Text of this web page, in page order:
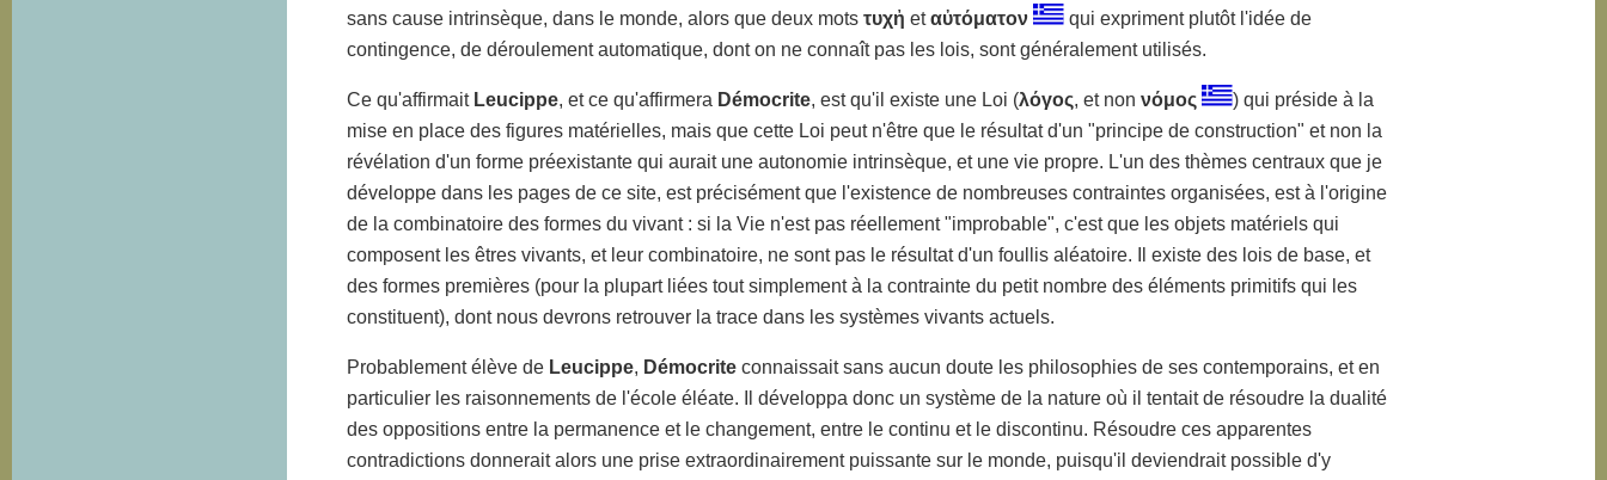
sans cause intrinsèque, dans le monde, alors que deux mots τυχἠ etαὐτόματον
qui expriment plutôt l'idée de
contingence, de déroulement automatique, dont on ne connaît pas les lois, sont généralement utilisés.
Ce qu'affirmait Leucippe, et ce qu'affirmera Démocrite, est qu'il existe une Loi (λόγος, et non νόμος
) qui préside à la
mise en place des figures matérielles, mais que cette Loi peut n'être que le résultat d'un "principe de construction" et non la
révélation d'un forme préexistante qui aurait une autonomie intrinsèque, et une vie propre. L'un des thèmes centraux que je
développe dans les pages de ce site, est précisément que l'existence de nombreuses contraintes organisées, est à l'origine
de la combinatoire des formes du vivant : si la Vie n'est pas réellement "improbable", c'est que les objets matériels qui
composent les êtres vivants, et leur combinatoire, ne sont pas le résultat d'un foullis aléatoire. Il existe des lois de base, et
des formes premières (pour la plupart liées tout simplement à la contrainte du petit nombre des éléments primitifs qui les
constituent), dont nous devrons retrouver la trace dans les systèmes vivants actuels.
Probablement élève de Leucippe, Démocrite connaissait sans aucun doute les philosophies de ses contemporains, et en
particulier les raisonnements de l'école éléate. Il développa donc un système de la nature où il tentait de résoudre la dualité
des oppositions entre la permanence et le changement, entre le continu et le discontinu. Résoudre ces apparentes
contradictions donnerait alors une prise extraordinairement puissante sur le monde, puisqu'il deviendrait possible d'y